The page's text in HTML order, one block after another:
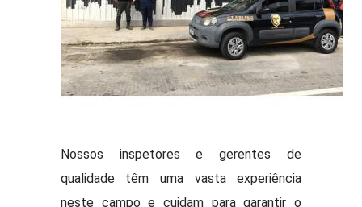
Nossos inspetores e gerentes de
qualidade têm uma vasta experiência
neste campo e cuidam para garantir o